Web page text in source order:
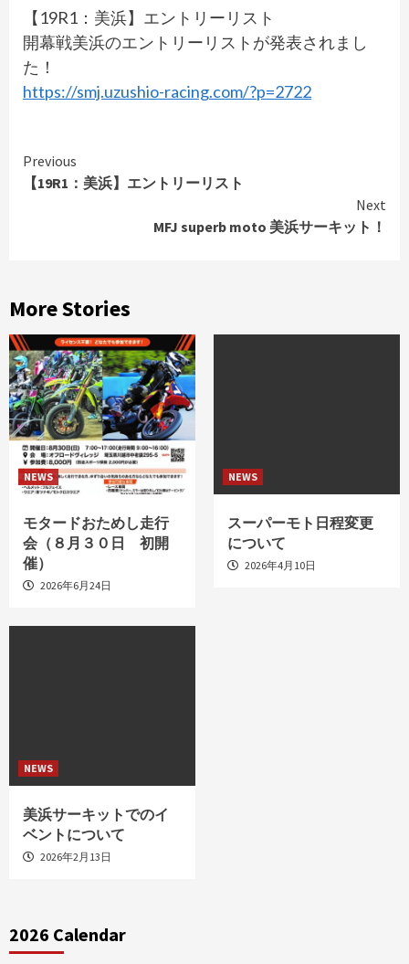
【19R1：美浜】エントリーリスト
開幕戦美浜のエントリーリストが発表されまし
た！
https://smj.uzushio-racing.com/?p=2722
Continue
Reading
Previous
【19R1：美浜】エントリーリスト
Next
MFJ superb moto 美浜サーキット！
More Stories
NEWS
モタードおためし走行
会（８月３０日 初開
催）
2026年6月24日
NEWS
スーパーモト日程変更
について
2026年4月10日
NEWS
美浜サーキットでのイ
ベントについて
2026年2月13日
2026 Calendar